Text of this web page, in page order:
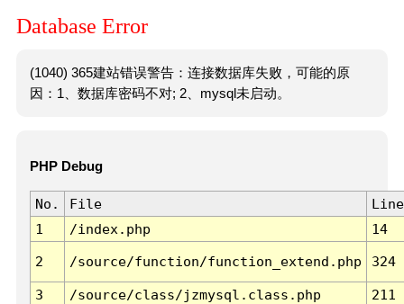
Database Error
(1040) 365建站错误警告：连接数据库失败，可能的原
因：1、数据库密码不对; 2、mysql未启动。
PHP Debug
No. File
Line
1
/index.php 14
2 /source/function/function_extend.php 324
3 /source/class/jzmysql.class.php
211